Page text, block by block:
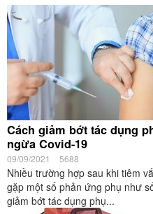
Cách giảm bớt tác dụng
ngừa Covid-19
09/09/2021 5688
Nhiều trường hợp sau khi tiêm
gặp một số phản ứng phụ như
giảm bớt tác dụng phụ...